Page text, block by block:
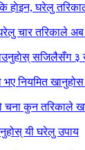
हाेइन, घरेलु
चार तरिकाले
सजिलैसँग ३
भए नियमित
चना कुन तरिकाले
यी घरेलु उपाय